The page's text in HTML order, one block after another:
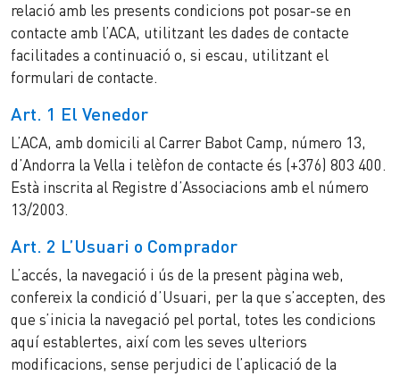
relació amb les presents condicions pot posar-se en
contacte amb l’ACA, utilitzant les dades de contacte
facilitades a continuació o, si escau, utilitzant el
formulari de contacte.
Art. 1 El Venedor
L’ACA, amb domicili al Carrer Babot Camp, número 13,
d’Andorra la Vella i telèfon de contacte és (+376) 803 400.
Està inscrita al Registre d’Associacions amb el número
13/2003.
Art. 2 L’Usuari o Comprador
L’accés, la navegació i ús de la present pàgina web,
confereix la condició d’Usuari, per la que s’accepten, des
que s’inicia la navegació pel portal, totes les condicions
aquí establertes, així com les seves ulteriors
modificacions, sense perjudici de l’aplicació de la